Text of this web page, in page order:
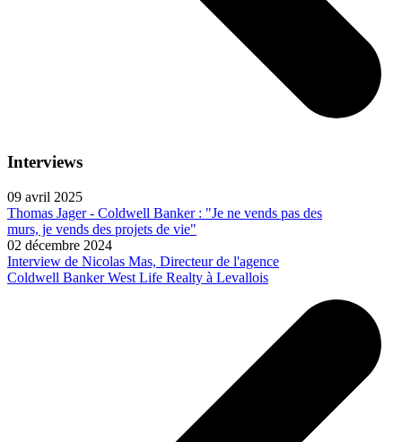
Interviews
09 avril 2025
Thomas Jager - Coldwell Banker : "Je ne vends pas des
murs, je vends des projets de vie"
02 décembre 2024
Interview de Nicolas Mas, Directeur de l'agence
Coldwell Banker West Life Realty à Levallois